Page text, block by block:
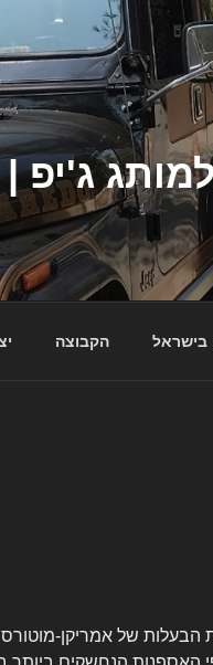
בישראל הקבוצה
תקופת הבעלות של אמריקן-